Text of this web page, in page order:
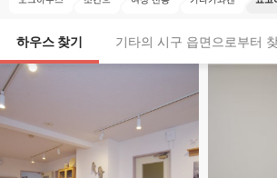
하우스 찾기 기타의 시구 읍면으로부터